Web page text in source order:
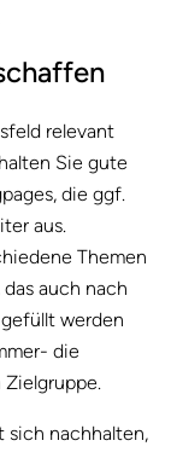
relevant
Sie gute
die ggf.
aus.
Themen
auch nach
werden
die
Zielgruppe.
sich nachhalten,